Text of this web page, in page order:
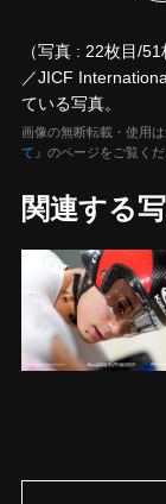
（写真 : 22枚目/
／JICF
ている写真。
画像の無断転載・使用
て 』のページをご覧くだ
関連する